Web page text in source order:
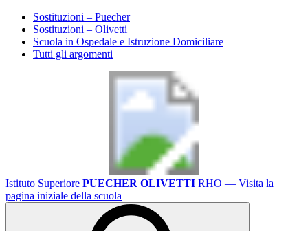
Sostituzioni – Puecher
Sostituzioni – Olivetti
Scuola in Ospedale e Istruzione Domiciliare
Tutti gli argomenti
Istituto Superiore PUECHER OLIVETTI RHO — Visita la
pagina iniziale della scuola